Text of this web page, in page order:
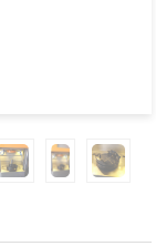
Makineleri